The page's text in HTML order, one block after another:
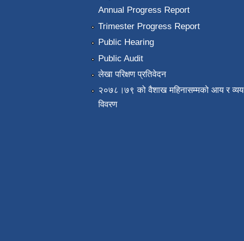
Annual Progress Report
Trimester Progress Report
Public Hearing
Public Audit
लेखा परिक्षण प्रतिवेदन
२०७८।७९ को वैशाख महिनासम्मको आय र व्यय
विवरण